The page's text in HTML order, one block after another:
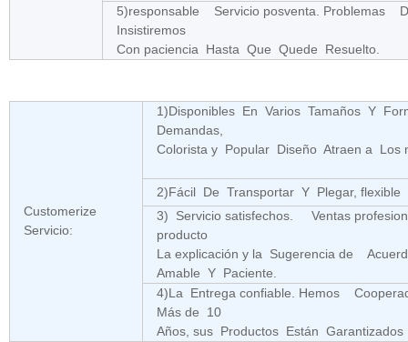
5)responsable Servicio posventa. Problemas
Insistiremos
Con paciencia Hasta Que Quede Resuelto.
Customerize
Servicio:
1)Disponibles En Varios Tamaños Y
Demandas,
Colorista y Popular Diseño Atraen a Los
2)Fácil De Transportar Y Plegar, flexible
3) Servicio satisfechos. Ventas
producto
La explicación y la Sugerencia de
Amable Y Paciente.
4)La Entrega confiable. Hemos
Más de 10
Años, sus Productos Están